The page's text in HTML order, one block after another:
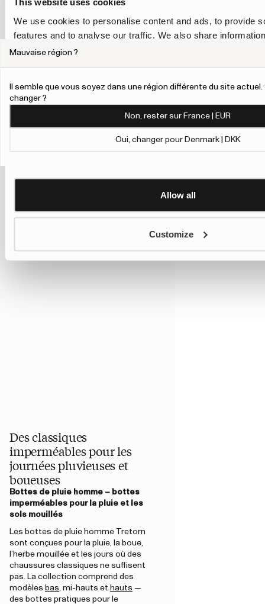
We use cookies to personalise content and ads, to provide
features and to analyse our traffic. We also share
our site with our social media, advertising and analytics
To give users more control over their data and ad
added a link to Google’s Personalisation and Control page.
Learn more about Google’s Personalisation and
Allow all
Customize
Des classiques
imperméables pour les
journées pluvieuses et
boueuses
Bottes de pluie homme – bottes
imperméables pour la pluie et les
sols mouillés
Les bottes de pluie homme Tretorn
sont conçues pour la pluie, la boue,
l’herbe mouillée et les jours où des
chaussures classiques ne suffisent
pas. La collection comprend des
modèles bas , mi-hauts et hauts —
des bottes pratiques pour le
Mauvaise région ?
Il semble que vous soyez dans une région différente du site
changer ?
Non, rester sur France | EUR
Oui, changer pour Denmark | DKK